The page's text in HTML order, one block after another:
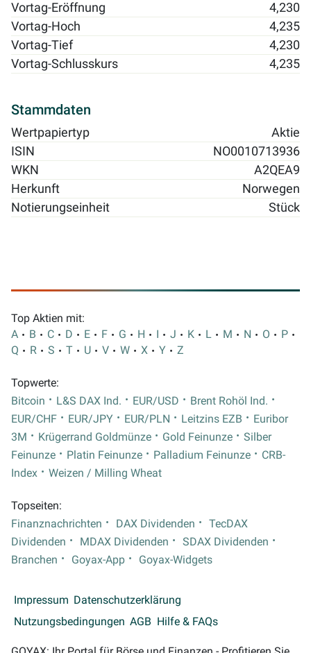
Vortag-Eröffnung
4,230
Vortag-Hoch
4,235
Vortag-Tief
4,230
Vortag-Schlusskurs
4,235
Stammdaten
Wertpapiertyp
Aktie
ISIN
NO0010713936
WKN
A2QEA9
Herkunft
Norwegen
Notierungseinheit
Stück
Top Aktien mit:
A
B C D E F G H I J K L M N O
P
Q
R S T U V W X Y Z
Topwerte:
Bitcoin
L&S DAX Ind. EUR/USD
Brent Rohöl Ind.
EUR/CHF
EUR/JPY EUR/PLN Leitzins EZB
Euribor
3M
Krügerrand Goldmünze Gold Feinunze
Silber
Feinunze
Platin Feinunze Palladium Feinunze
CRB-
Index
Weizen / Milling Wheat
Topseiten:
Finanznachrichten
DAX Dividenden
TecDAX
Dividenden
MDAX Dividenden
SDAX Dividenden
Branchen
Goyax-App Goyax-Widgets
Impressum Datenschutzerklärung
Nutzungsbedingungen AGB Hilfe & FAQs